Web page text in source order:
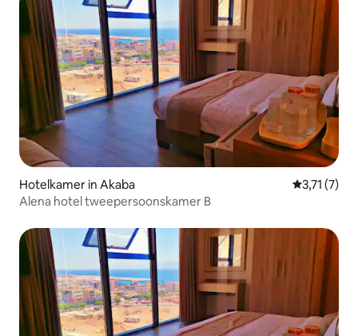
Hotelkamer in Akaba
3,71 (7)
Alena hotel tweepersoonskamer B